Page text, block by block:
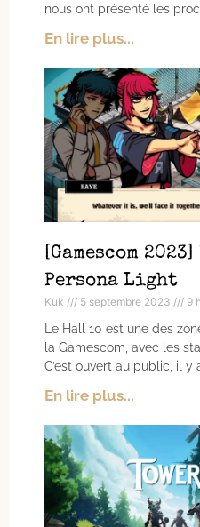
nous ont présenté les
En lire plus...
[Gamescom
Persona Light
Kuk 5 septembre 2023 9
Le Hall 10 est une des
la Gamescom, avec les
C’est ouvert au public, il y
En lire plus...